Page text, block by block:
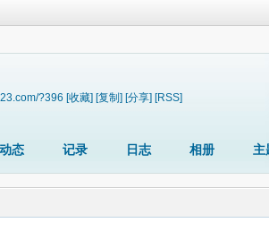
?396 [收藏] [复制] [分享] [RSS]
动态 记录 日志 相册 主